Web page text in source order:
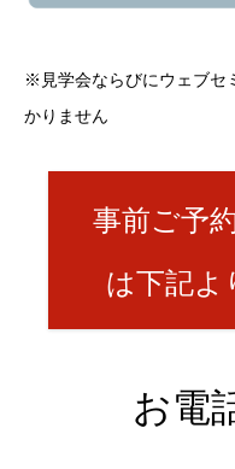
※見学会ならびにウェブセ
かりません
事前ご予
は下記よ
お電